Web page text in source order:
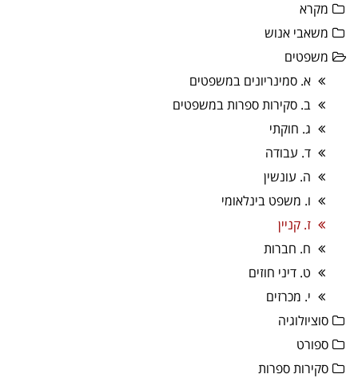
מקרא
משאבי אנוש
משפטים
א. סמינריונים במשפטים
ב. סקירות ספרות במשפטים
ג. חוקתי
ד. עבודה
ה. עונשין
ו. משפט בינלאומי
ז. קניין
ח. חברות
ט. דיני חוזים
י. מכרזים
סוציולוגיה
ספורט
סקירות ספרות